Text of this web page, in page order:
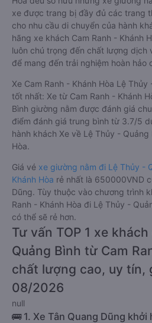
xe được trang bị đầy đủ các trang
cho nhu cầu di chuyển của hành
hãng xe khách Cam Ranh - Khánh
luôn chú trọng đến chất lượng dịch
để mang đến trải nghiệm hoàn hảo
Xe Cam Ranh - Khánh Hòa Lệ
tốt nhất: Xe từ Cam Ranh - Khánh
Bình giường nằm được đánh giá
điểm đánh giá trung bình từ 3.7/5
hành khách Xe về Lệ Thủy - Quảng
Hòa.
Giá vé xe giường nằm đi Lệ Thủy -
Khánh Hòa rẻ nhất là 650000VND
Dũng. Tùy thuộc vào chương trình
Ranh - Khánh Hòa đi Lệ Thủy -
có thể sẽ rẻ hơn.
Tư vấn TOP 1 xe
Quảng Bình từ Cam
chất lượng cao, uy tín,
08/2026
null
🚌 1. Xe Tân Quang Dũng khởi